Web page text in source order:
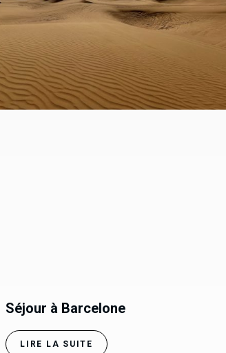
Séjour à Barcelone
LIRE LA SUITE